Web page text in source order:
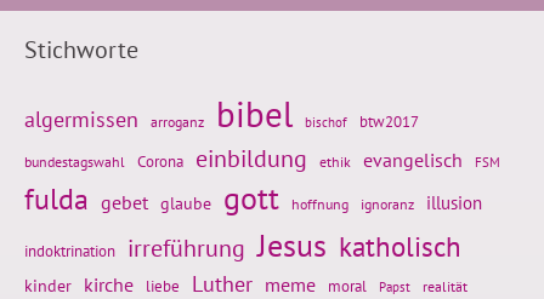
Stichworte
algermissen arroganz bibel bischof btw2017
bundestagswahl Corona einbildung ethik evangelisch FSM
fulda gebet glaube gott hoffnung ignoranz illusion
indoktrination irreführung Jesus katholisch
kinder kirche liebe Luther meme moral Papst realität